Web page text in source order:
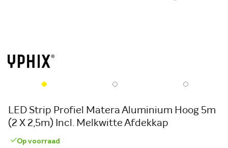
LED Strip Profiel Matera Aluminium Hoog 5m
(2 X 2,5m) Incl. Melkwitte Afdekkap
Op voorraad